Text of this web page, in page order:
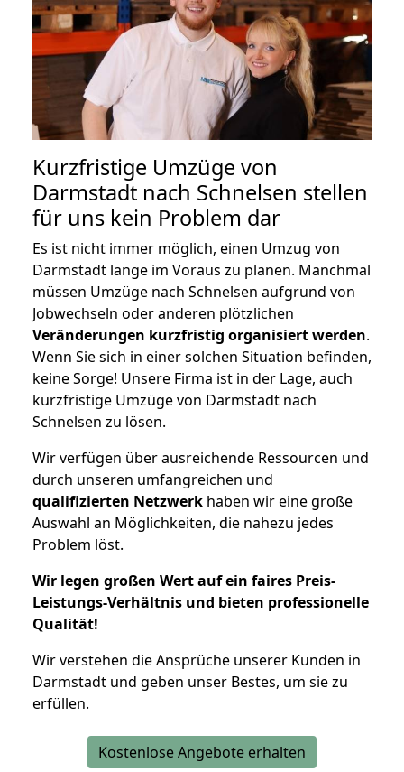
Kurzfristige Umzüge von
Darmstadt nach Schnelsen stellen
für uns kein Problem dar
Es ist nicht immer möglich, einen Umzug von
Darmstadt lange im Voraus zu planen. Manchmal
müssen Umzüge nach Schnelsen aufgrund von
Jobwechseln oder anderen plötzlichen
Veränderungen kurzfristig organisiert werden.
Wenn Sie sich in einer solchen Situation befinden,
keine Sorge! Unsere Firma ist in der Lage, auch
kurzfristige Umzüge von Darmstadt nach
Schnelsen zu lösen.
Wir verfügen über ausreichende Ressourcen und
durch unseren umfangreichen und
qualifizierten Netzwerk haben wir eine große
Auswahl an Möglichkeiten, die nahezu jedes
Problem löst.
Wir legen großen Wert auf ein faires Preis-
Leistungs-Verhältnis und bieten professionelle
Qualität!
Wir verstehen die Ansprüche unserer Kunden in
Darmstadt und geben unser Bestes, um sie zu
erfüllen.
Kostenlose Angebote erhalten